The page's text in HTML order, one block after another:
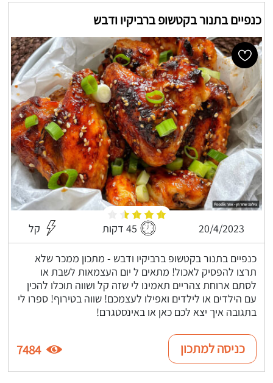
כנפיים בתנור בקטשופ ברביקיו ודבש
20/4/2023 45 דקות קל
כנפיים בתנור בקטשופ ברביקיו ודבש - מתכון ממכר שלא
תרצו להפסיק לאכול! מתאים ל יום העצמאות לשבת או
לסתם ארוחת צהריים תאמינו לי שזה קל ושווה תוכלו להכין
עם הילדים או לילדים ואפילו לעצמכם! שווה בטירוף! ספרו לי
בתגובה איך יצא לכם כאן או באינסטגרם!
כניסה למתכון 7484